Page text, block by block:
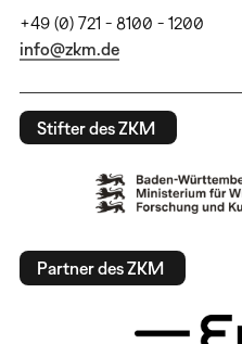
+49 (0) 721 - 8100 - 1200
info@zkm.de
Stifter des ZKM
Partner des ZKM